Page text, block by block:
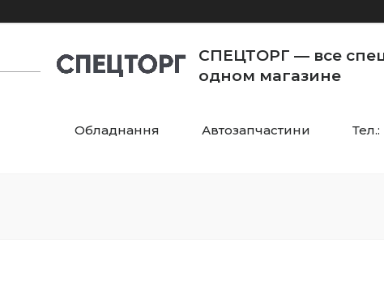
СПЕЦТОРГ — все
одном магазине
Обладнання Автозапчастини